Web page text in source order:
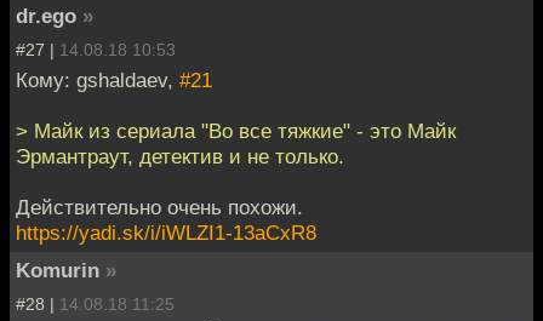
dr.ego »
#27 | 14.08.18 10:53
Кому: gshaldaev, #21
> Майк из сериала "Во все тяжкие" - это Майк
Эрмантраут, детектив и не только.
Действительно очень похожи.
https://yadi.sk/i/iWLZI1-13aCxR8
Komurin »
#28 | 14.08.18 11:25